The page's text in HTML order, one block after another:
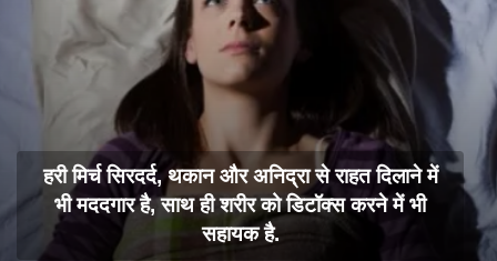
हरी मिर्च सिरदर्द, थकान और अनिद्रा से राहत दिलाने में
भी मददगार है, साथ ही शरीर को डिटॉक्स करने में भी
सहायक है.